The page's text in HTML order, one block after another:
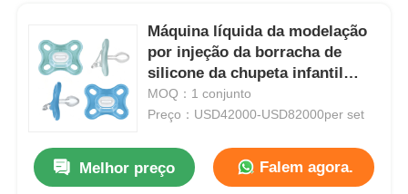
Máquina líquida da modelação
por injeção da borracha de
silicone da chupeta infantil
Ultra‑Soft
MOQ：1 conjunto
Preço：USD42000-USD82000per set
Melhor preço Falem agora.